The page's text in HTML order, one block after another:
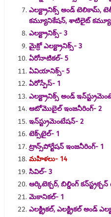
ఎలక్ట్రానిక్స్ అండ్ టెలికామ్,
కమ్యూనికేషన్, శాటిలైట్
ఎలక్ట్రానిక్స్- 3
మైక్రో ఎలక్ట్రానిక్స్- 3
ఏరోనాటికల్- 5
ఏవియానిక్స్- 5
ఏరోస్పేస్- 1
ఎలక్ట్రానిక్స్ అండ్
ఆటోమొబైల్ ఇంజనీరింగ్- 2
ఇన్‌స్ట్రుమెంటేషన్- 2
టెక్స్‌టైల్- 1
ట్రాన్స్‌పోర్టేషన్ ఇంజనీరింగ్- 1
మహిళలు- 14
సివిల్- 3
ఆర్కిటెక్చర్, బిల్డింగ్
మెకానికల్- 1
ఎలక్ట్రికల్, ఎలక్ట్రికల్ అండ్